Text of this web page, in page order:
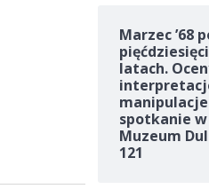
Marzec ’68
latach.
spotkanie w
Muzeum
121